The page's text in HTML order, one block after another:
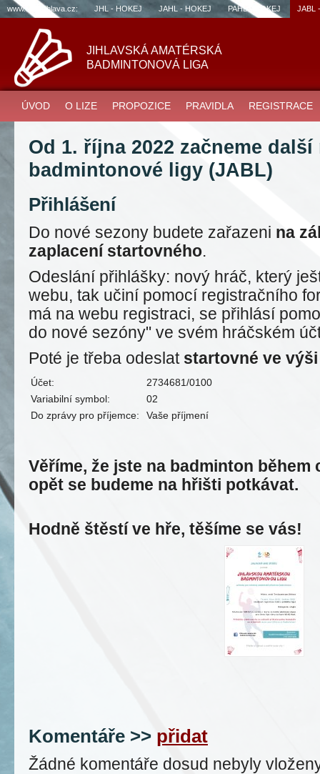
www.sportjihlava.cz: JHL - HOKEJ JAHL - HOKEJ PAHL - HOKEJ JABL
JIHLAVSKÁ AMATÉRSKÁ
BADMINTONOVÁ LIGA
ÚVOD O LIZE PROPOZICE PRAVIDLA REGISTRACE
Od 1. října 2022 začneme
badmintonové ligy (JABL)
Přihlášení
Do nové sezony budete zařazeni na
zaplacení startovného.
Odeslání přihlášky: nový hráč, který
webu, tak učiní pomocí registračního
má na webu registraci, se přihlásí
do nové sezóny" ve svém hráčském
Poté je třeba odeslat startovné ve
Účet:
2734681/0100
Variabilní symbol:
02
Do zprávy pro příjemce:
Vaše příjmení
Věříme, že jste na badminton během
opět se budeme na hřišti potkávat.
Hodně štěstí ve hře, těšíme se vás!
Komentáře >> přidat
Žádné komentáře dosud nebyly